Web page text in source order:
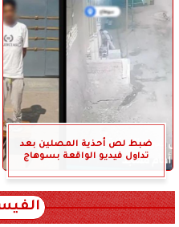
ضبط لص أحذية المصلين بعد
تداول فيديو الواقعة بسوهاج